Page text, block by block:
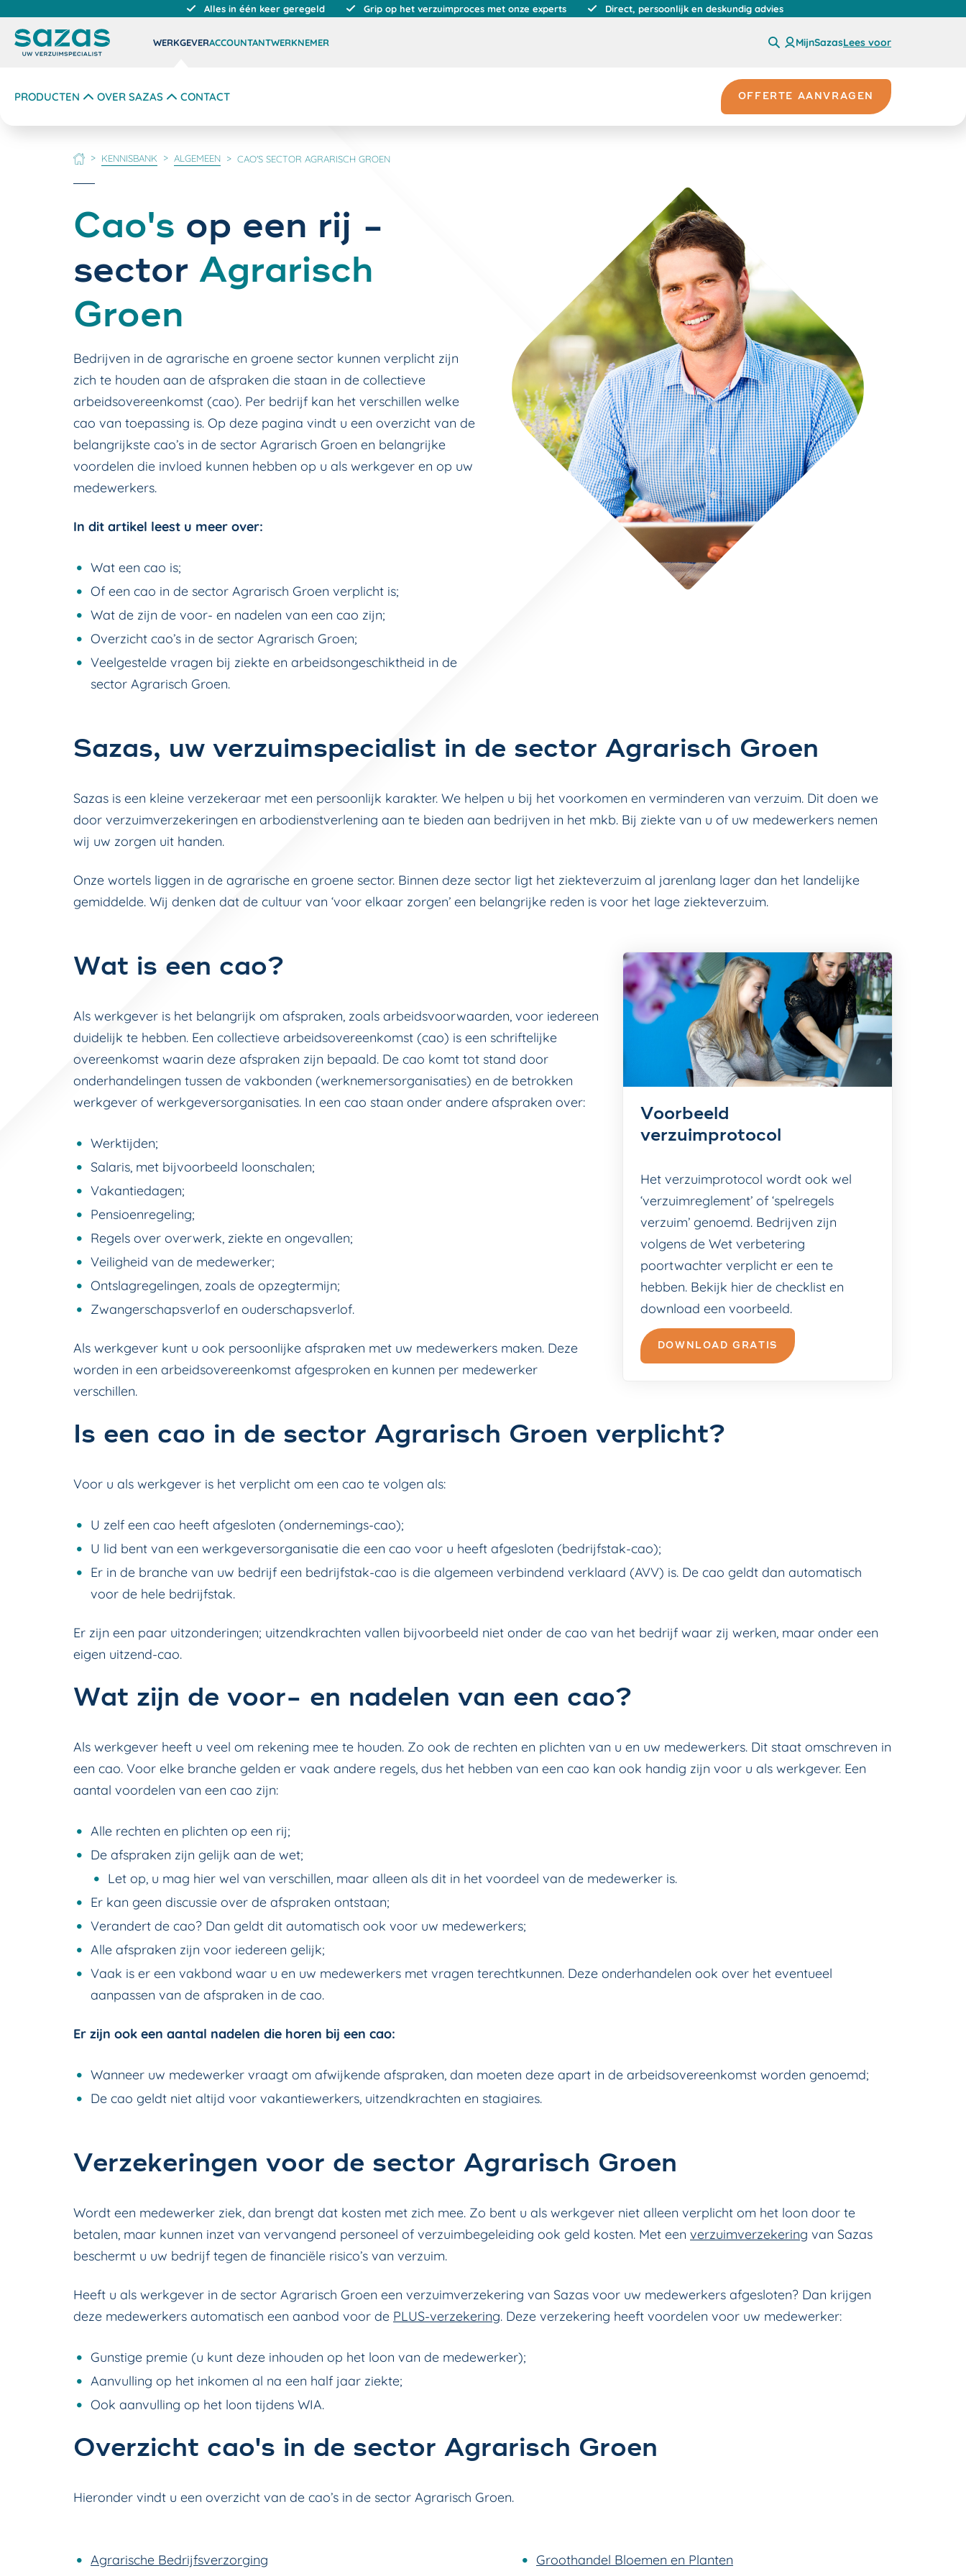
Alles in één keer geregeld Grip op het verzuimproces met onze experts Direct, persoonlijk en deskundig advies
WERKGEVERACCOUNTANTWERKNEMER MijnSazasLees voor
PRODUCTEN OVER SAZAS CONTACT OFFERTE AANVRAGEN
HOME KENNISBANK ALGEMEEN CAO'S SECTOR AGRARISCH GROEN
Cao's op een rij -
sector Agrarisch
Groen
Bedrijven in de agrarische en groene sector kunnen verplicht zijn
zich te houden aan de afspraken die staan in de collectieve
arbeidsovereenkomst (cao). Per bedrijf kan het verschillen welke
cao van toepassing is. Op deze pagina vindt u een overzicht van de
belangrijkste cao’s in de sector Agrarisch Groen en belangrijke
voordelen die invloed kunnen hebben op u als werkgever en op uw
medewerkers.
In dit artikel leest u meer over:
Wat een cao is;
Of een cao in de sector Agrarisch Groen verplicht is;
Wat de zijn de voor- en nadelen van een cao zijn;
Overzicht cao’s in de sector Agrarisch Groen;
Veelgestelde vragen bij ziekte en arbeidsongeschiktheid in de
sector Agrarisch Groen.
Sazas, uw verzuimspecialist in de sector Agrarisch Groen
Sazas is een kleine verzekeraar met een persoonlijk karakter. We helpen u bij het voorkomen en verminderen van verzuim. Dit doen we
door verzuimverzekeringen en arbodienstverlening aan te bieden aan bedrijven in het mkb. Bij ziekte van u of uw medewerkers nemen
wij uw zorgen uit handen.
Onze wortels liggen in de agrarische en groene sector. Binnen deze sector ligt het ziekteverzuim al jarenlang lager dan het landelijke
gemiddelde. Wij denken dat de cultuur van ‘voor elkaar zorgen’ een belangrijke reden is voor het lage ziekteverzuim.
Voorbeeld
verzuimprotocol
Het verzuimprotocol wordt ook wel
‘verzuimreglement’ of ‘spelregels
verzuim’ genoemd. Bedrijven zijn
volgens de Wet verbetering
poortwachter verplicht er een te
hebben. Bekijk hier de checklist en
download een voorbeeld.
DOWNLOAD GRATIS
Wat is een cao?
Als werkgever is het belangrijk om afspraken, zoals arbeidsvoorwaarden, voor iedereen
duidelijk te hebben. Een collectieve arbeidsovereenkomst (cao) is een schriftelijke
overeenkomst waarin deze afspraken zijn bepaald. De cao komt tot stand door
onderhandelingen tussen de vakbonden (werknemersorganisaties) en de betrokken
werkgever of werkgeversorganisaties. In een cao staan onder andere afspraken over:
Werktijden;
Salaris, met bijvoorbeeld loonschalen;
Vakantiedagen;
Pensioenregeling;
Regels over overwerk, ziekte en ongevallen;
Veiligheid van de medewerker;
Ontslagregelingen, zoals de opzegtermijn;
Zwangerschapsverlof en ouderschapsverlof.
Als werkgever kunt u ook persoonlijke afspraken met uw medewerkers maken. Deze
worden in een arbeidsovereenkomst afgesproken en kunnen per medewerker
verschillen.
Is een cao in de sector Agrarisch Groen verplicht?
Voor u als werkgever is het verplicht om een cao te volgen als:
U zelf een cao heeft afgesloten (ondernemings-cao);
U lid bent van een werkgeversorganisatie die een cao voor u heeft afgesloten (bedrijfstak-cao);
Er in de branche van uw bedrijf een bedrijfstak-cao is die algemeen verbindend verklaard (AVV) is. De cao geldt dan automatisch
voor de hele bedrijfstak.
Er zijn een paar uitzonderingen; uitzendkrachten vallen bijvoorbeeld niet onder de cao van het bedrijf waar zij werken, maar onder een
eigen uitzend-cao.
Wat zijn de voor- en nadelen van een cao?
Als werkgever heeft u veel om rekening mee te houden. Zo ook de rechten en plichten van u en uw medewerkers. Dit staat omschreven in
een cao. Voor elke branche gelden er vaak andere regels, dus het hebben van een cao kan ook handig zijn voor u als werkgever. Een
aantal voordelen van een cao zijn:
Alle rechten en plichten op een rij;
De afspraken zijn gelijk aan de wet;
Let op, u mag hier wel van verschillen, maar alleen als dit in het voordeel van de medewerker is.
Er kan geen discussie over de afspraken ontstaan;
Verandert de cao? Dan geldt dit automatisch ook voor uw medewerkers;
Alle afspraken zijn voor iedereen gelijk;
Vaak is er een vakbond waar u en uw medewerkers met vragen terechtkunnen. Deze onderhandelen ook over het eventueel
aanpassen van de afspraken in de cao.
Er zijn ook een aantal nadelen die horen bij een cao:
Wanneer uw medewerker vraagt om afwijkende afspraken, dan moeten deze apart in de arbeidsovereenkomst worden genoemd;
De cao geldt niet altijd voor vakantiewerkers, uitzendkrachten en stagiaires.
Verzekeringen voor de sector Agrarisch Groen
Wordt een medewerker ziek, dan brengt dat kosten met zich mee. Zo bent u als werkgever niet alleen verplicht om het loon door te
betalen, maar kunnen inzet van vervangend personeel of verzuimbegeleiding ook geld kosten. Met een verzuimverzekering van Sazas
beschermt u uw bedrijf tegen de financiële risico’s van verzuim.
Heeft u als werkgever in de sector Agrarisch Groen een verzuimverzekering van Sazas voor uw medewerkers afgesloten? Dan krijgen
deze medewerkers automatisch een aanbod voor de PLUS-verzekering. Deze verzekering heeft voordelen voor uw medewerker:
Gunstige premie (u kunt deze inhouden op het loon van de medewerker);
Aanvulling op het inkomen al na een half jaar ziekte;
Ook aanvulling op het loon tijdens WIA.
Overzicht cao's in de sector Agrarisch Groen
Hieronder vindt u een overzicht van de cao’s in de sector Agrarisch Groen.
Agrarische Bedrijfsverzorging
Groothandel Bloemen en Planten